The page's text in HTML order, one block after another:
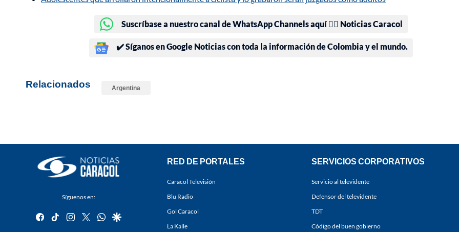
Suscríbase a nuestro canal de WhatsApp Channels aquí 👉🏻 Noticias Caracol
✔️ Síganos en Google Noticias con toda la información de Colombia y el mundo.
Relacionados Argentina
Síguenos en:
facebook
tiktok instagram
twitterwhatsapp
google
RED DE PORTALES
Caracol Televisión
Blu Radio
Gol Caracol
La Kalle
SERVICIOS CORPORATIVOS
Servicio al televidente
Defensor del televidente
TDT
Código del buen gobierno